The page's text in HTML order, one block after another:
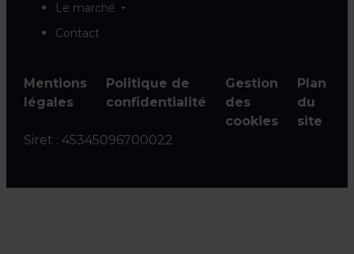
Le marché
Contact
Mentions
légales
Politique de
confidentialité
Gestion
des
cookies
Plan
du
site
Siret : 45345096700022